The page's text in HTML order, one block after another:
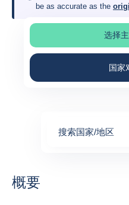
be as accurate as the
选择选
国家
搜索国家/地区
概要